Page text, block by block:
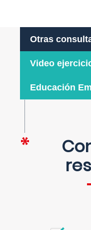
Otras
Video
Educación